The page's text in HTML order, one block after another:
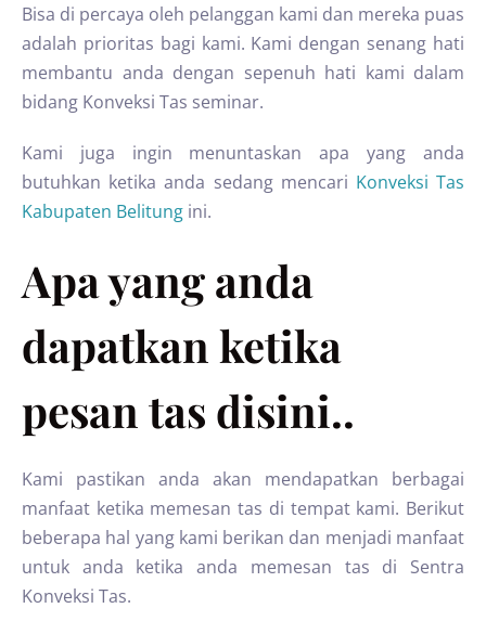
Bisa di percaya oleh pelanggan kami dan mereka puas
adalah prioritas bagi kami. Kami dengan senang hati
membantu anda dengan sepenuh hati kami dalam
bidang Konveksi Tas seminar.
Kami juga ingin menuntaskan apa yang anda
butuhkan ketika anda sedang mencari Konveksi Tas
Kabupaten Belitung ini.
Apa yang anda
dapatkan ketika
pesan tas disini..
Kami pastikan anda akan mendapatkan berbagai
manfaat ketika memesan tas di tempat kami. Berikut
beberapa hal yang kami berikan dan menjadi manfaat
untuk anda ketika anda memesan tas di Sentra
Konveksi Tas.